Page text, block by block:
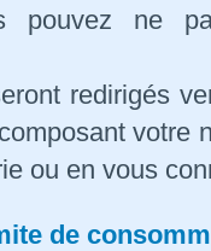
pouvez ne
redirigés
votre
ou en vous
de